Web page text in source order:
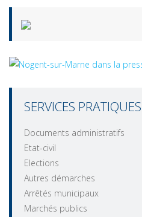
SERVICES PRATIQUES
Documents administratifs
Etat-civil
Elections
Autres démarches
Arrêtés municipaux
Marchés publics